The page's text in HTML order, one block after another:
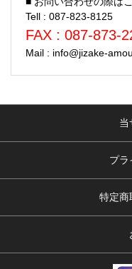
Tell : 087-823-8125
FAX : 087-873-
Mail : info@jizake-
当
プラ
特定商